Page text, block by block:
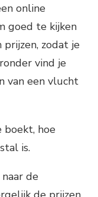
online
goed te kijken
zodat je
vind je
van een vlucht
boekt, hoe
is.
de